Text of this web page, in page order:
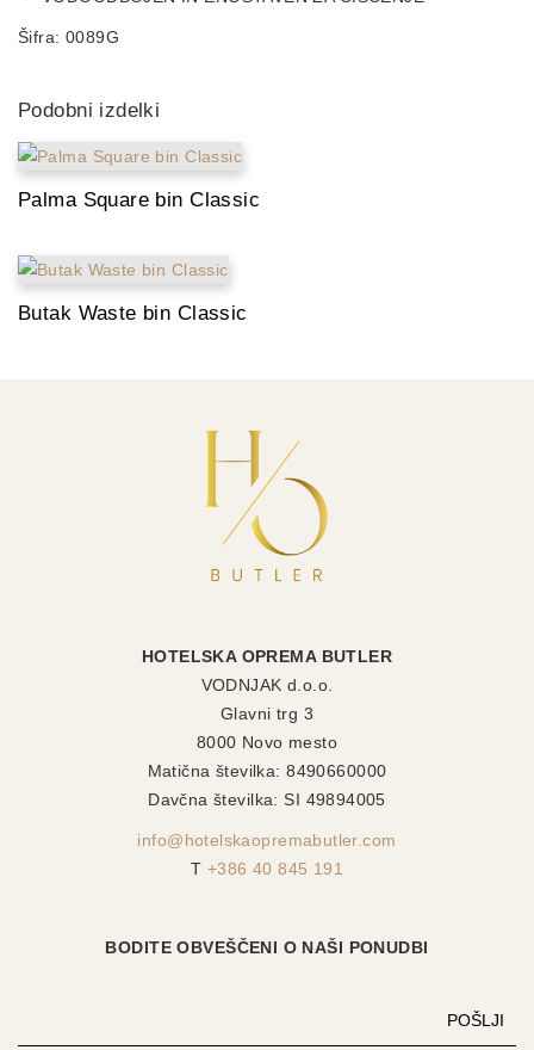
Šifra: 0089G
Podobni izdelki
Palma Square bin Classic
Butak Waste bin Classic
HOTELSKA OPREMA BUTLER
VODNJAK d.o.o.
Glavni trg 3
8000 Novo mesto
Matična številka: 8490660000
Davčna številka: SI 49894005
info@hotelskaopremabutler.com
T +386 40 845 191
BODITE OBVEŠČENI O NAŠI PONUDBI